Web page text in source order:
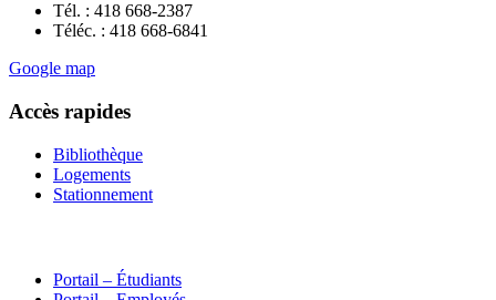
Tél. : 418 668-2387
Téléc. : 418 668-6841
Google map
Accès rapides
Bibliothèque
Logements
Stationnement
Portail – Étudiants